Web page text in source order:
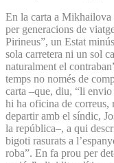
En la carta a Mikhailova
per generacions de
Pirineus”, un Estat
sola carretera ni un sol
naturalment el
temps no només de
carta –que, diu, “li envio
hi ha oficina de correus,
departir amb el síndic,
la república–, a qui
bigoti rasurats a
roba”. En fa prou per